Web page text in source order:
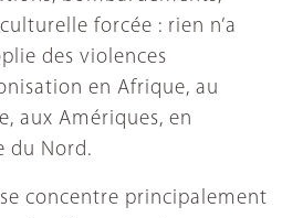
forcée : rien n’a
des violences
en Afrique, au
aux Amériques, en
du Nord.
se concentre principalement